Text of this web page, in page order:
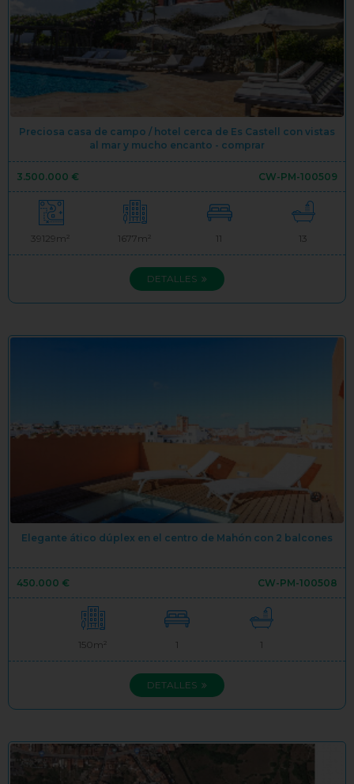
Preciosa casa de campo / hotel cerca de Es Castell con vistas
al mar y mucho encanto - comprar
3.500.000 € CW-PM-100509
39129m² 1677m² 11 13
DETALLES
Elegante ático dúplex en el centro de Mahón con 2 balcones
450.000 € CW-PM-100508
150m² 1 1
DETALLES